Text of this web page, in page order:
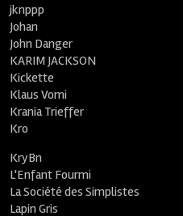
jknppp
Johan
John Danger
KARIM JACKSON
Kickette
Klaus Vomi
Krania Trieffer
Kro
KryBn
L'Enfant Fourmi
La Société des Simplistes
Lapin Gris